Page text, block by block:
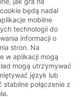
będą nadal
mobilne
technologii do
informacji o
stron. Na
w aplikacji mogą
mogą utrzymywać
język lub
połączenie z